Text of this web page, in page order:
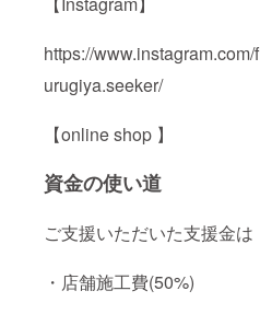
https://www.instagram.com/f
urugiya.seeker/
【online shop 】
資金の使い道
ご支援いただいた支援金は
・店舗施工費(50%)